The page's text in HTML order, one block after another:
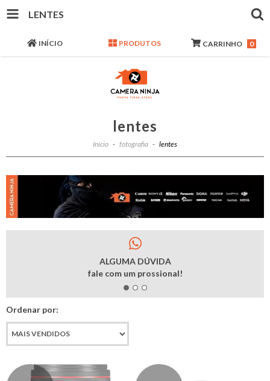
LENTES
INÍCIO PRODUTOS CARRINHO 0
lentes
Início - fotografia - lentes
ALGUMA DÚVIDA
fale com um prossional!
Ordenar por: